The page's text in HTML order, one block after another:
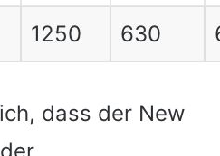
1250 630
dass der New